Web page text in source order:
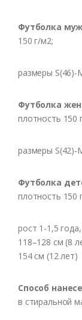
Футболка
150 г/м2;
размеры S(46)-
Футболка
плотность 150
размеры S(42)-
Футболка
плотность 150
рост 1-1,5
118–128 см (8
154 см (12 лет)
Способ
в стиральной